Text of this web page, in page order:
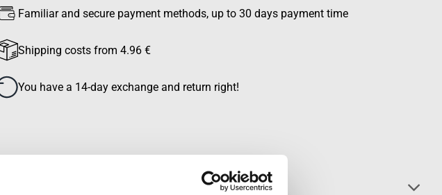
Familiar and secure payment methods, up to 30 days payment time
Shipping costs from 4.96 €
You have a 14-day exchange and return right!